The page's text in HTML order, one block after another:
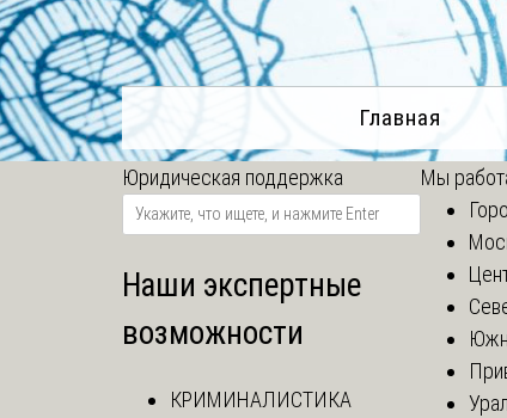
Главная
Юридическая поддержка
Наши экспертные
возможности
КРИМИНАЛИСТИКА
Мы